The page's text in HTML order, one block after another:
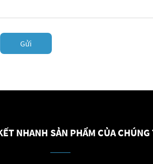
Gửi
NHANH SẢN PHẨM CỦA CHÚNG